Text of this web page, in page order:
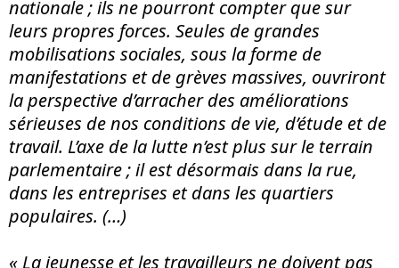
nationale ; ils ne pourront compter que sur
leurs propres forces. Seules de grandes
mobilisations sociales, sous la forme de
manifestations et de grèves massives, ouvriront
la perspective d’arracher des améliorations
sérieuses de nos conditions de vie, d’étude et de
travail. L’axe de la lutte n’est plus sur le terrain
parlementaire ; il est désormais dans la rue,
dans les entreprises et dans les quartiers
populaires. (…)
« La jeunesse et les travailleurs ne doivent pas